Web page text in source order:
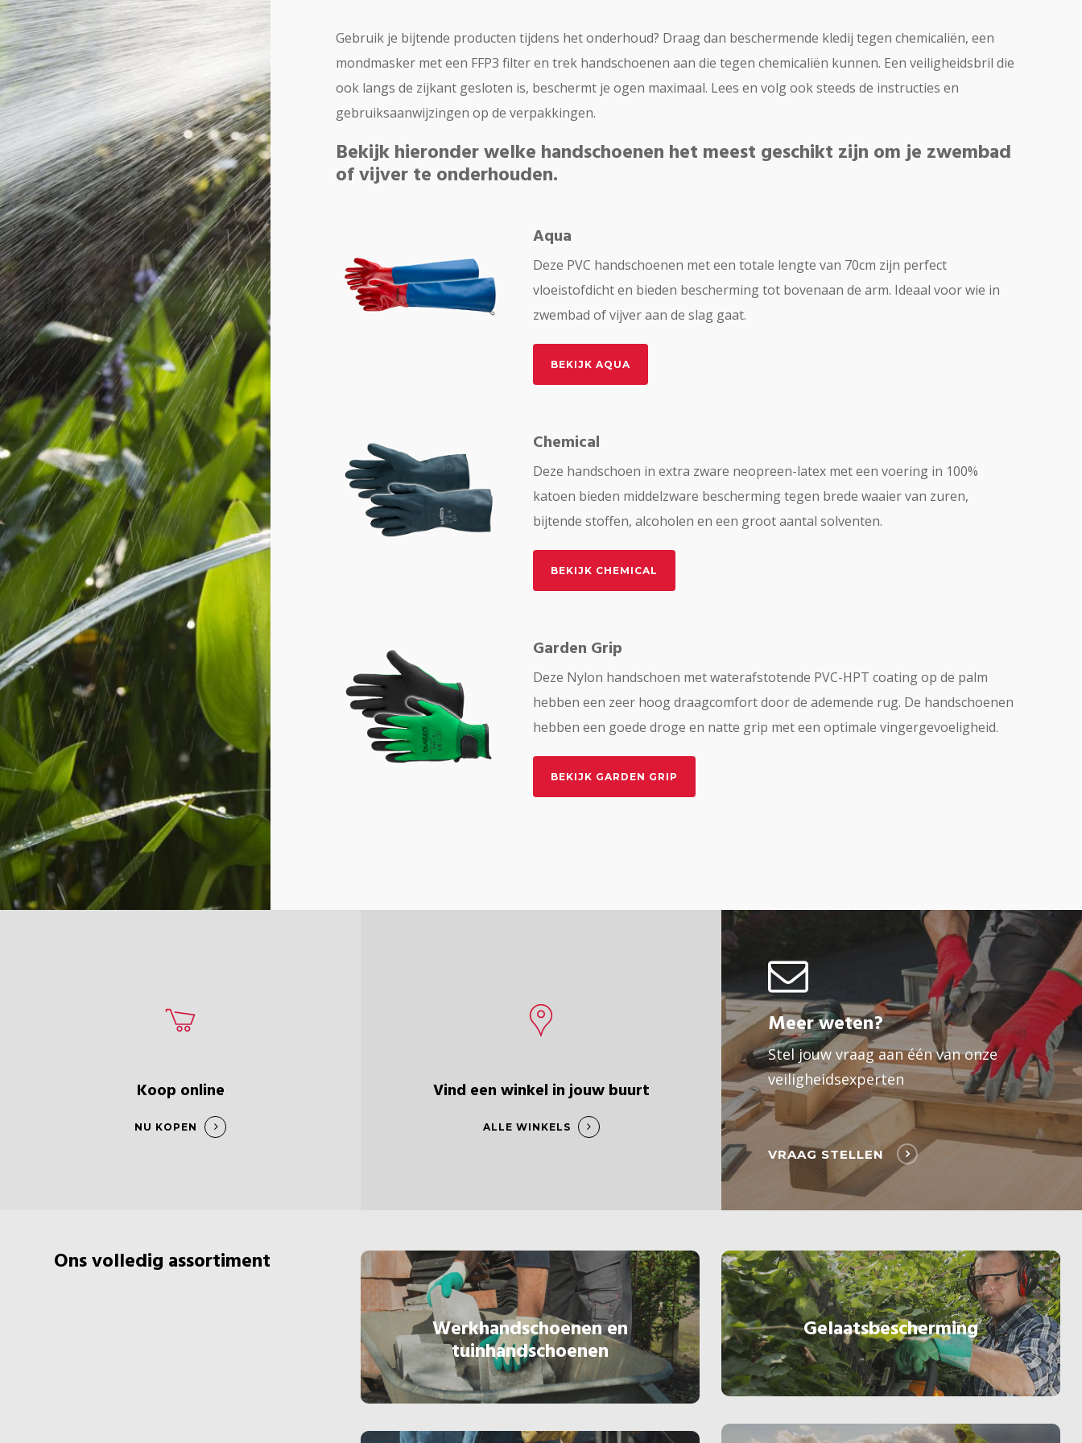
Gebruik je bijtende producten tijdens het onderhoud? Draag dan beschermende kledij tegen chemicaliën, een
mondmasker met een FFP3 filter en trek handschoenen aan die tegen chemicaliën kunnen. Een veiligheidsbril die
ook langs de zijkant gesloten is, beschermt je ogen maximaal. Lees en volg ook steeds de instructies en
gebruiksaanwijzingen op de verpakkingen.
Bekijk hieronder welke handschoenen het meest geschikt zijn om je zwembad
of vijver te onderhouden.
Aqua
Deze PVC handschoenen met een totale lengte van 70cm zijn perfect
vloeistofdicht en bieden bescherming tot bovenaan de arm. Ideaal voor wie in
zwembad of vijver aan de slag gaat.
BEKIJK AQUA
Chemical
Deze handschoen in extra zware neopreen-latex met een voering in 100%
katoen bieden middelzware bescherming tegen brede waaier van zuren,
bijtende stoffen, alcoholen en een groot aantal solventen.
BEKIJK CHEMICAL
Garden Grip
Deze Nylon handschoen met waterafstotende PVC-HPT coating op de palm
hebben een zeer hoog draagcomfort door de ademende rug. De handschoenen
hebben een goede droge en natte grip met een optimale vingergevoeligheid.
BEKIJK GARDEN GRIP
Koop online
NU KOPEN
Vind een winkel in jouw buurt
ALLE WINKELS
Meer weten?
Stel jouw vraag aan één van onze
veiligheidsexperten
VRAAG STELLEN
Ons volledig assortiment
Werkhandschoenen en
tuinhandschoenen
Gelaatsbescherming